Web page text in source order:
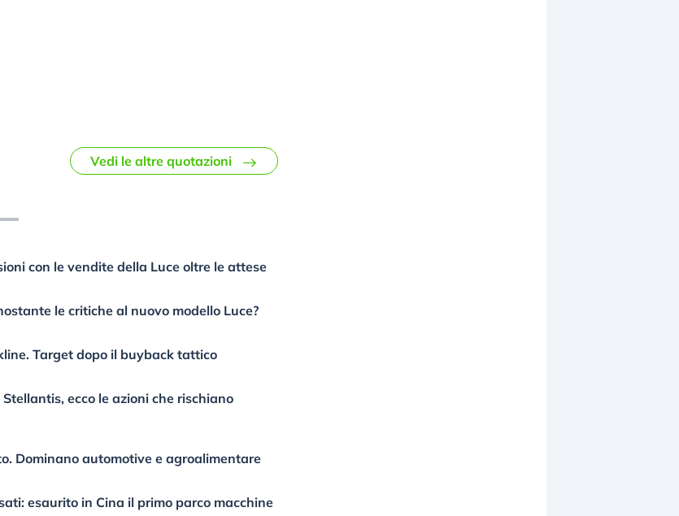
Vedi le altre quotazioni
con le vendite della Luce oltre le attese
le critiche al nuovo modello Luce?
Target dopo il buyback tattico
ecco le azioni che rischiano
Dominano automotive e agroalimentare
esaurito in Cina il primo parco macchine